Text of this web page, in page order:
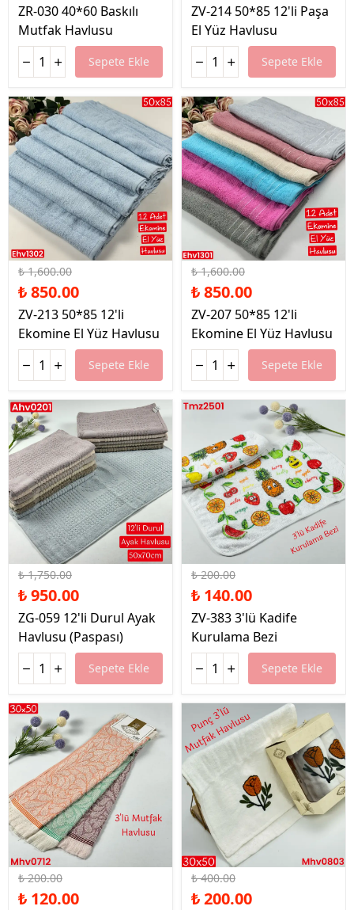
ZR-030 40*60 Baskılı
Mutfak Havlusu
Sepete Ekle
ZV-214 50*85 12'li Paşa
El Yüz Havlusu
Sepete Ekle
%47 İndirim
₺ 1,600.00
₺ 850.00
ZV-213 50*85 12'li
Ekomine El Yüz Havlusu
Sepete Ekle
%47 İndirim
₺ 1,600.00
₺ 850.00
ZV-207 50*85 12'li
Ekomine El Yüz Havlusu
Sepete Ekle
%46 İndirim
₺ 1,750.00
₺ 950.00
ZG-059 12'li Durul Ayak
Havlusu (Paspası)
Sepete Ekle
%30 İndirim
₺ 200.00
₺ 140.00
ZV-383 3'lü Kadife
Kurulama Bezi
Sepete Ekle
%40 İndirim
₺ 200.00
₺ 120.00
%50 İndirim
₺ 400.00
₺ 200.00